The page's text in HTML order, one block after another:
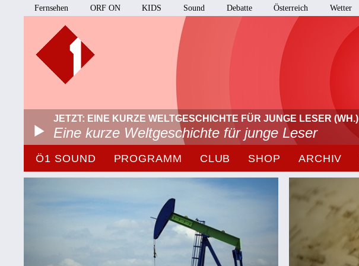
Fernsehen ORF ON KIDS Sound Debatte Österreich Wetter
JETZT: EINE KURZE WELTGESCHICHTE FÜR JUNGE LESER (WH.)
Eine kurze Weltgeschichte für junge Leser
Ö1 SOUND PROGRAMM CLUB SHOP ARCHIV